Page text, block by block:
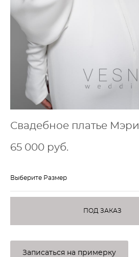
Свадебное платье Мэри
65 000 pуб.
Выберите Размер
ПОД ЗАКАЗ
Записаться на примерку